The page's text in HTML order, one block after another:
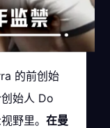
的前创始
始人 Do
野里。在曼